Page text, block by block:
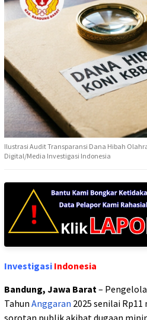
Ilustrasi Audit Transparansi Dana Hibah
Digital/Media Investigasi Indonesia
Investigasi Indonesia
Bandung, Jawa Barat–
Tahun Anggaran 2025 senilai